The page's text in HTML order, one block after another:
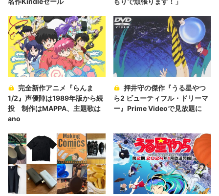
完全新作アニメ『らんま
1/2』声優陣は1989年版から続
投 制作はMAPPA、主題歌は
ano
押井守の傑作『うる星やつ
ら2 ビューティフル・ドリーマ
ー』Prime Videoで見放題に